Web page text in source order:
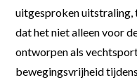
uitgesproken
dat het niet alleen voor
ontworpen als
bewegingsvrijheid